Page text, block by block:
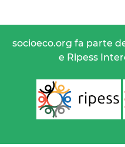
socioeco.org fa parte
e Ripess